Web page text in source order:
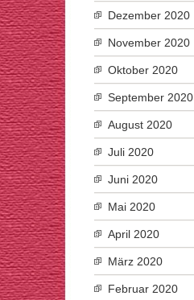
Dezember 2020
November 2020
Oktober 2020
September 2020
August 2020
Juli 2020
Juni 2020
Mai 2020
April 2020
März 2020
Februar 2020